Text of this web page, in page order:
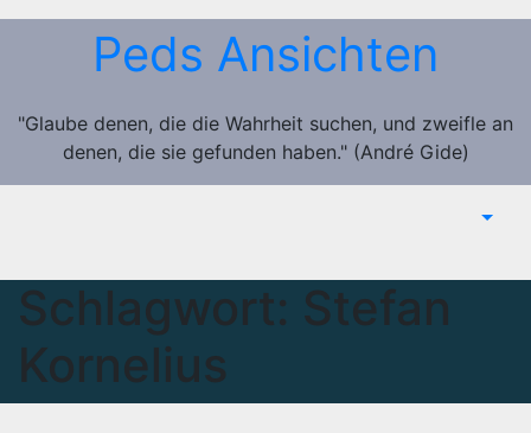
Zum
Peds Ansichten
"Glaube denen, die die Wahrheit suchen, und zweifle an
denen, die sie gefunden haben." (André Gide)
Schlagwort: Stefan
Kornelius